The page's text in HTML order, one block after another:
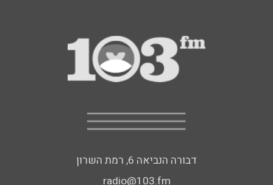
דבורה הנביאה 6, רמת השרון
radio@103.fm